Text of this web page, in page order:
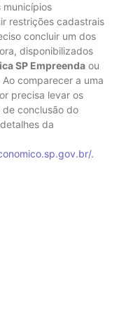
municípios
restrições cadastrais
concluir um dos
disponibilizados
SP Empreenda ou
Ao comparecer a uma
precisa levar os
conclusão do
da
.